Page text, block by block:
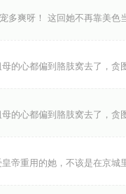
多爽呀！ 这回她不再靠美
的心都偏到胳肢窝去了，
的心都偏到胳肢窝去了，
重用的她，不该是在京